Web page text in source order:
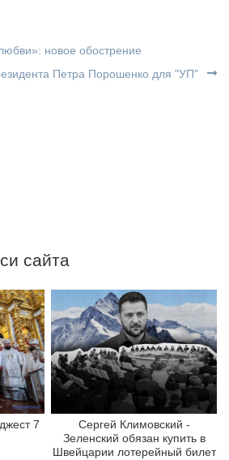
новое обострение
Петра Порошенко для "УП"
сайта
7
Сергей Климовский -
Зеленский обязан купить в
Швейцарии лотерейный билет